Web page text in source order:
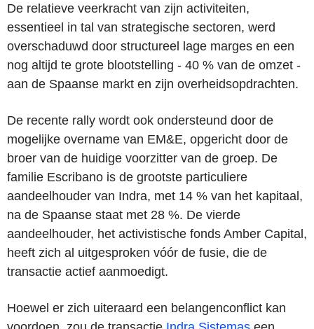
De relatieve veerkracht van zijn activiteiten,
essentieel in tal van strategische sectoren, werd
overschaduwd door structureel lage marges en een
nog altijd te grote blootstelling - 40 % van de omzet -
aan de Spaanse markt en zijn overheidsopdrachten.
De recente rally wordt ook ondersteund door de
mogelijke overname van EM&E, opgericht door de
broer van de huidige voorzitter van de groep. De
familie Escribano is de grootste particuliere
aandeelhouder van Indra, met 14 % van het kapitaal,
na de Spaanse staat met 28 %. De vierde
aandeelhouder, het activistische fonds Amber Capital,
heeft zich al uitgesproken vóór de fusie, die de
transactie actief aanmoedigt.
Hoewel er zich uiteraard een belangenconflict kan